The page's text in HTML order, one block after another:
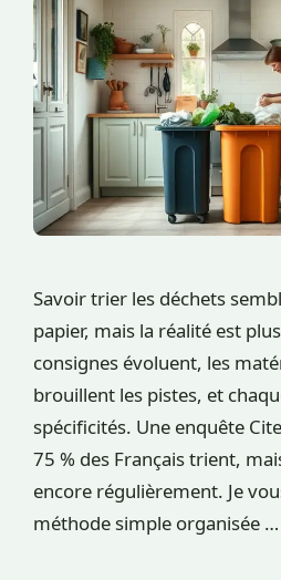
Savoir trier les déchets
papier, mais la réalité est
consignes évoluent, les
brouillent les pistes, et
spécificités. Une enquête
75 % des Français trient,
encore régulièrement. Je
méthode simple organisée …